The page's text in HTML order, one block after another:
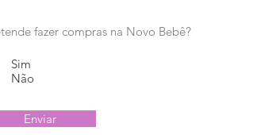
fazer compras na Novo Bebê?
Sim
Não
Enviar